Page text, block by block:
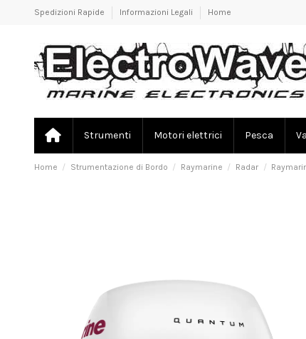
Spedizioni Rapide Informazioni Legali Home
Strumenti Motori elettrici Pesca
Home Strumentazione di Bordo Raymarine Radar